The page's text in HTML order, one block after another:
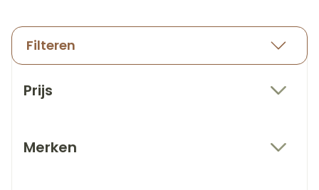
Filteren
Prijs
Merken